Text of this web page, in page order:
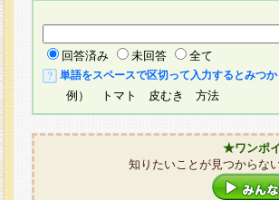
回答済み 未回答 全て
単語をスペースで区切って入力するとみつか
例） トマト 皮むき 方法
★ワンポ
知りたいことが見つからな